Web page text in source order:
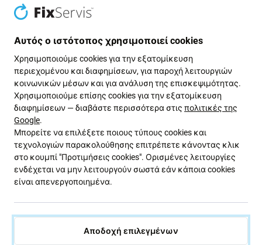
Όταν ολοκληρωθεί η διαδικασία, κλείστε το Disk
Recovery.
Για να εγκαταστήσετε το macOS στον
διαγραμμένο δίσκο, επιλέξτε Επανεγκατάσταση
macOS, κάντε κλικ στο Συνέχεια και
ακολουθήστε τις οδηγίες που εμφανίζονται στην
οθόνη.
Αυτός ο ιστότοπος χρησιμοποιεί cookies
Χρησιμοποιούμε cookies για την εξατομίκευση
περιεχομένου και διαφημίσεων, για παροχή λειτουργιών
κοινωνικών μέσων και για ανάλυση της επισκεψιμότητας.
Χρησιμοποιούμε επίσης cookies για την εξατομίκευση
διαφημίσεων — διαβάστε περισσότερα στις πολιτικές της
Google.
Μπορείτε να επιλέξετε ποιους τύπους cookies και
τεχνολογιών παρακολούθησης επιτρέπετε κάνοντας κλικ
στο κουμπί "Προτιμήσεις cookies". Ορισμένες λειτουργίες
ενδέχεται να μην λειτουργούν σωστά εάν κάποια cookies
είναι απενεργοποιημένα.
Αποδοχή επιλεγμένων